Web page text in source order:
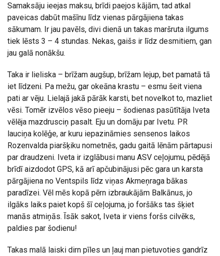
Samaksāju ieejas maksu, brīdi paejos kājām, tad atkal
paveicas dabūt mašīnu līdz vienas pārgājiena takas
sākumam. Ir jau pavēls, divi dienā un takas maršruta ilgums
tiek lēsts 3 – 4 stundas. Nekas, gaišs ir līdz desmitiem, gan
jau galā nonākšu.
Taka ir lieliska – brīžam augšup, brīžam lejup, bet pamatā tā
iet līdzeni. Pa mežu, gar okeāna krastu – esmu šeit viena
pati ar vēju. Lielajā jakā pārāk karsti, bet novelkot to, mazliet
vēsi. Tomēr izvēlos vēso pieeju – šodienas pasūtītāja Iveta
vēlēja mazdrusciņ pasalt. Eju un domāju par Ivetu. PR
lauciņa kolēģe, ar kuru iepazināmies sensenos laikos
Rozenvalda piaršķiku nometnēs, gadu gaitā lēnām pārtapusi
par draudzeni. Iveta ir izglābusi manu ASV ceļojumu, pēdējā
brīdī aizdodot GPS, kā arī apčubinājusi pēc gara un karsta
pārgājiena no Ventspils līdz viņas Akmeņraga bākas
paradīzei. Vēl mēs kopā pērn izbraukājām Balkānus, jo
ilgāks laiks paiet kopš šī ceļojuma, jo foršāks tas šķiet
manās atmiņās. Īsāk sakot, Iveta ir viens foršs cilvēks,
paldies par šodienu!
Takas malā laiski dirn pīles un ļauj man pietuvoties gandrīz